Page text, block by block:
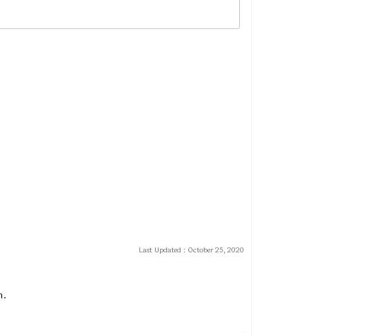
Last Updated : October 25, 2020